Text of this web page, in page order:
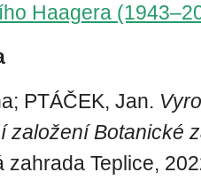
Haagera
PTÁČEK, Jan.
založení Botanické
zahrada Teplice,